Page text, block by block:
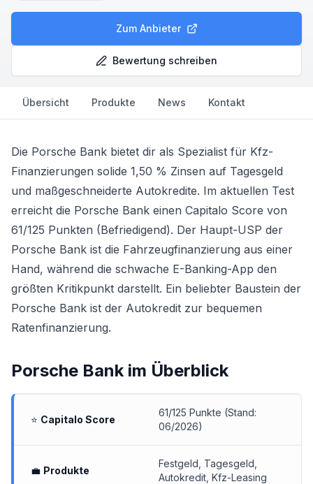
Zum Anbieter
Bewertung schreiben
Übersicht Produkte News Kontakt
Die Porsche Bank bietet dir als Spezialist für Kfz-
Finanzierungen solide 1,50 % Zinsen auf Tagesgeld
und maßgeschneiderte Autokredite. Im aktuellen Test
erreicht die Porsche Bank einen Capitalo Score von
61/125 Punkten (Befriedigend). Der Haupt-USP der
Porsche Bank ist die Fahrzeugfinanzierung aus einer
Hand, während die schwache E-Banking-App den
größten Kritikpunkt darstellt. Ein beliebter Baustein der
Porsche Bank ist der Autokredit zur bequemen
Ratenfinanzierung.
Porsche Bankim Überblick
⭐ Capitalo Score
61/125 Punkte (Stand:
06/2026)
💼 Produkte
Festgeld, Tagesgeld,
Autokredit, Kfz-Leasing